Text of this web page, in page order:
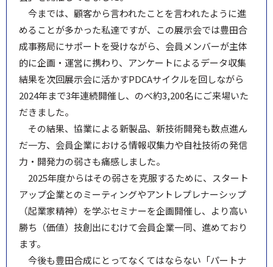
今までは、顧客から言われたことを言われたように進
めることが多かった私達ですが、この展示会では豊田合
成事務局にサポートを受けながら、会員メンバーが主体
的に企画・運営に携わり、アンケートによるデータ収集
結果を次回展示会に活かすPDCAサイクルを回しながら
2024年まで3年連続開催し、のべ約3,200名にご来場いた
だきました。
その結果、協業による新製品、新技術開発も数点進ん
だ一方、会員企業における情報収集力や自社技術の発信
力・開発力の弱さも痛感しました。
2025年度からはその弱さを克服するために、スタート
アップ企業とのミーティングやアントレプレナーシップ
（起業家精神）を学ぶセミナーを企画開催し、より高い
勝ち（価値）技創出にむけて会員企業一同、進めており
ます。
今後も豊田合成にとってなくてはならない「パートナ